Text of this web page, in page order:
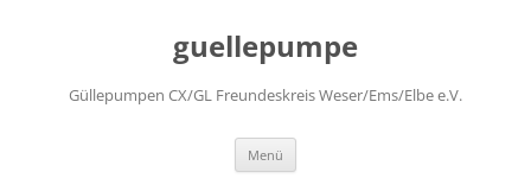
guellepumpe
Güllepumpen CX/GL Freundeskreis Weser/Ems/Elbe e.V.
Menü